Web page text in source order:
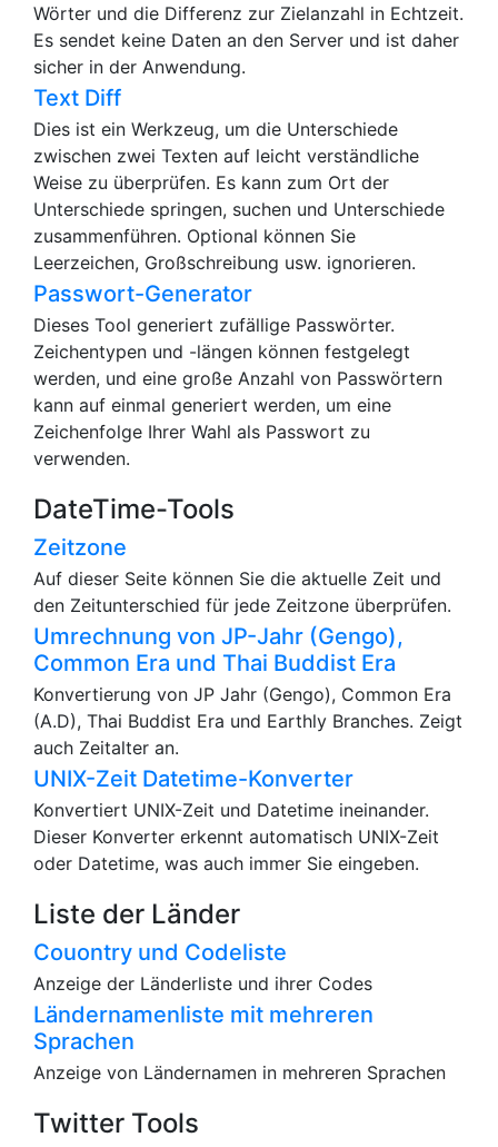
Wörter und die Differenz zur Zielanzahl in Echtzeit.
Es sendet keine Daten an den Server und ist daher
sicher in der Anwendung.
Text Diff
Dies ist ein Werkzeug, um die Unterschiede
zwischen zwei Texten auf leicht verständliche
Weise zu überprüfen. Es kann zum Ort der
Unterschiede springen, suchen und Unterschiede
zusammenführen. Optional können Sie
Leerzeichen, Großschreibung usw. ignorieren.
Passwort-Generator
Dieses Tool generiert zufällige Passwörter.
Zeichentypen und -längen können festgelegt
werden, und eine große Anzahl von Passwörtern
kann auf einmal generiert werden, um eine
Zeichenfolge Ihrer Wahl als Passwort zu
verwenden.
DateTime-Tools
Zeitzone
Auf dieser Seite können Sie die aktuelle Zeit und
den Zeitunterschied für jede Zeitzone überprüfen.
Umrechnung von JP-Jahr (Gengo),
Common Era und Thai Buddist Era
Konvertierung von JP Jahr (Gengo), Common Era
(A.D), Thai Buddist Era und Earthly Branches. Zeigt
auch Zeitalter an.
UNIX-Zeit Datetime-Konverter
Konvertiert UNIX-Zeit und Datetime ineinander.
Dieser Konverter erkennt automatisch UNIX-Zeit
oder Datetime, was auch immer Sie eingeben.
Liste der Länder
Couontry und Codeliste
Anzeige der Länderliste und ihrer Codes
Ländernamenliste mit mehreren
Sprachen
Anzeige von Ländernamen in mehreren Sprachen
Twitter Tools